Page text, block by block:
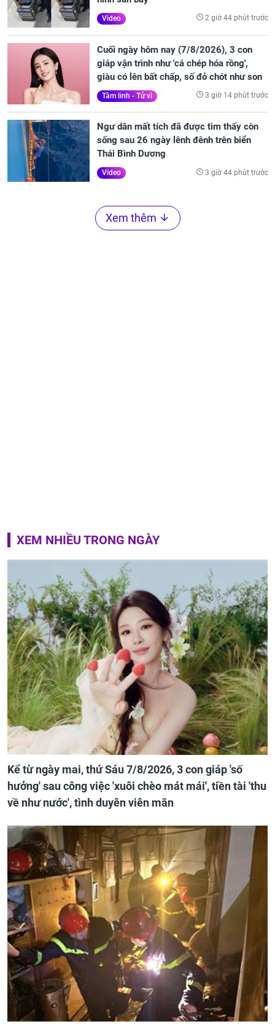
Video 2 giờ 44 phút trước
Cuối ngày hôm nay (7/8/2026), 3 con
giáp vận trình như 'cá chép hóa rồng',
giàu có lên bất chấp, số đỏ chót như son
Tâm linh - Tử vi 3 giờ 14 phút trước
Ngư dân mất tích đã được tìm thấy còn
sống sau 26 ngày lênh đênh trên biển
Thái Bình Dương
Video 3 giờ 44 phút trước
Xem thêm
XEM NHIỀU TRONG NGÀY
Kể từ ngày mai, thứ Sáu 7/8/2026, 3 con giáp 'số
hưởng' sau công việc 'xuôi chèo mát mái', tiền tài 'thu
về như nước', tình duyên viên mãn